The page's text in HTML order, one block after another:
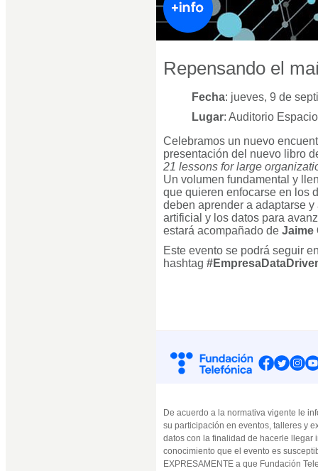
Repensando el
Fecha: jueves, 9 de
Lugar: Auditorio
Celebramos un nuevo
presentación del nuevo libro
21 lessons for large
Un volumen fundamental y
que quieren enfocarse en los
deben aprender a adaptarse
artificial y los datos para
estará acompañado de Jaime
Este evento se podrá seguir
hashtag
De acuerdo a la normativa vigente le
su participación en eventos, talleres y
datos con la finalidad de hacerle llegar
conocimiento que el evento es
EXPRESAMENTE a que Fundación